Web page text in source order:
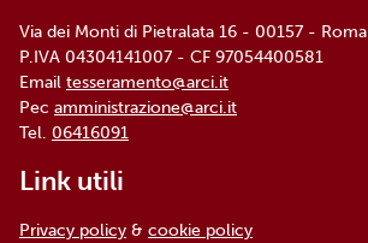
Via dei Monti di Pietralata 16 - 00157 - Roma
P.IVA 04304141007 - CF 97054400581
Email tesseramento@arci.it
Pec amministrazione@arci.it
Tel. 06416091
Link utili
Privacy policy & cookie policy